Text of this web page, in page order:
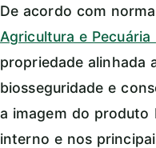
De acordo com
Agricultura e Pecuária
propriedade alinhada
biosseguridade e
a imagem do produto
interno e nos